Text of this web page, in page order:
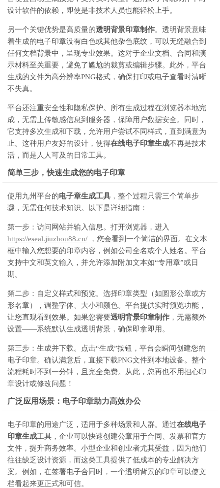
设计软件的依赖，即使是非技术人员也能轻松上手。
另一个关键优势是高质量的透明背景印章制作。透明背景意味
着生成的电子印章没有白色或其他杂色底纹，可以无缝融合到
任何文档背景中，呈现专业效果。这对于企业文档、合同和演
示材料至关重要，避免了尴尬的裁剪或编辑步骤。此外，平台
生成的文件为高分辨率PNG格式，确保打印或电子查看时清晰
不失真。
平台还注重安全性和隐私保护。所有生成过程在浏览器本地完
成，无需上传敏感信息到服务器，保障用户数据安全。同时，
它支持多次生成和下载，允许用户尝试不同样式，直到满意为
止。这种用户友好的设计，使得在线电子印章生成不再是技术
活，而是人人可及的日常工具。
简单三步，快速生成您的电子印章
使用九州平台的电子章生成工具 ，整个过程只需三个简单步
骤，无需任何技术知识。以下是详细指南：
第一步：访问网站并输入信息。打开浏览器，进入
https://eseal.jiuzhou88.cn/ ，您会看到一个简洁的界面。在文本
框中输入您想要的印章内容，例如公司全名或个人姓名。平台
支持中文和英文输入，并允许添加附加文本如“专用章”或日
期。
第二步：自定义样式和预览。选择印章类型（如圆形公章或方
形名章），调整字体、大小和颜色。平台提供实时预览功能，
让您直观看到效果。如果您需要透明背景印章制作 ，无需额外
设置——系统默认生成透明背景，确保即拿即用。
第三步：生成并下载。点击“生成”按钮，平台会瞬间创建您的
电子印章。确认满意后，直接下载PNG文件到本地设备。整个
流程耗时不到一分钟，且完全免费。从此，您再也不用担心印
章设计或修改问题！
广泛应用场景：电子印章助力高效办公
电子印章的用途广泛，适用于多种场景和人群。通过在线电子
印章生成工具，企业可以快速创建公章用于合同、发票和官方
文件，提升商务效率。小型企业和创业者尤其受益，因为他们
往往缺乏设计资源，而这类工具提供了低成本的专业解决方
案。例如，在签署电子合同时，一个透明背景的印章可以使文
档看起来更正式和可信。